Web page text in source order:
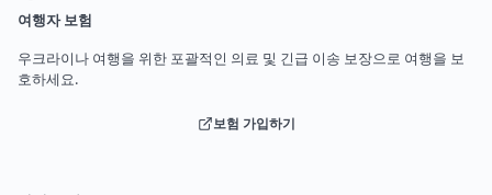
여행자 보험
우크라이나 여행을 위한 포괄적인 의료 및 긴급 이송 보장으로 여행을 보
호하세요.
보험 가입하기